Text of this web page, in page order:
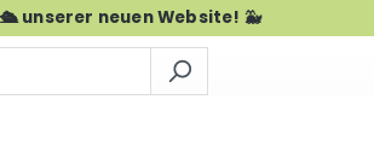
unserer neuen Website! 🐳